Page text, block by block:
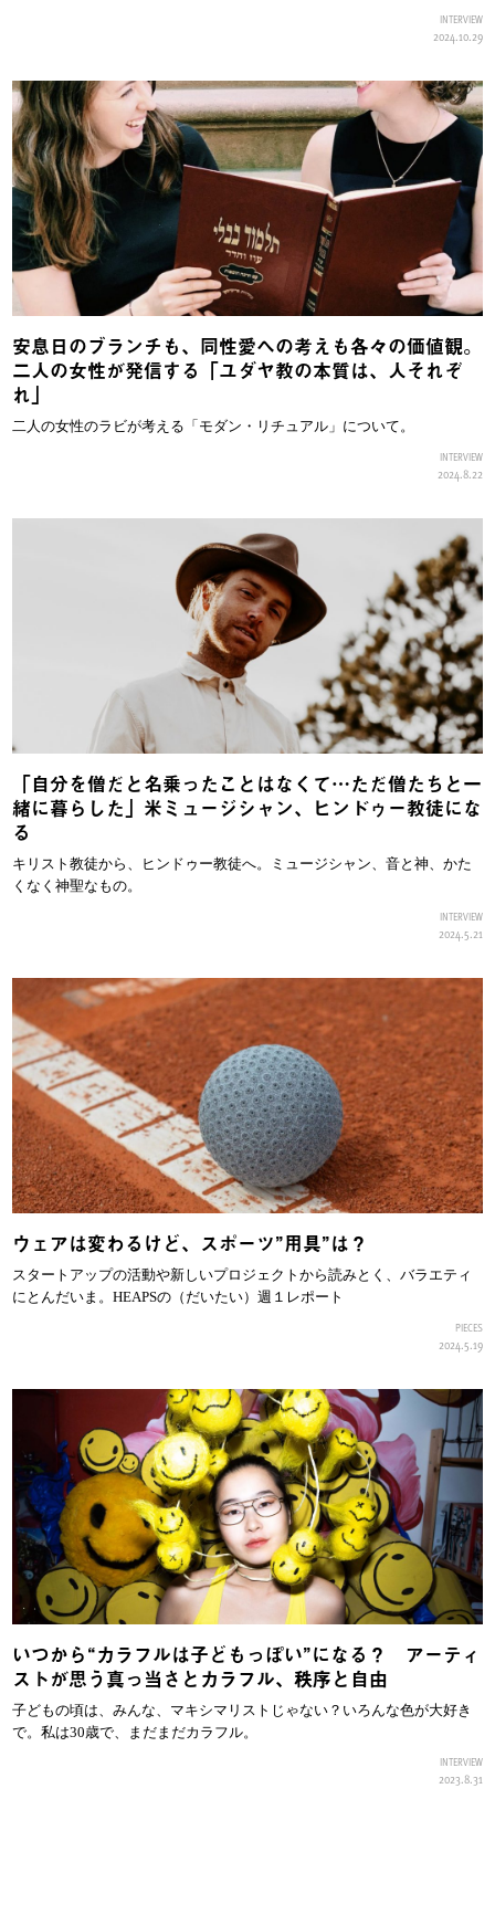
INTERVIEW
2024.10.29
安息日のブランチも、同性愛への考えも各々の価値観。
二人の女性が発信する「ユダヤ教の本質は、人それぞ
れ」
二人の女性のラビが考える「モダン・リチュアル」について。
INTERVIEW
2024.8.22
「自分を僧だと名乗ったことはなくて…ただ僧たちと一
緒に暮らした」米ミュージシャン、ヒンドゥー教徒にな
る
キリスト教徒から、ヒンドゥー教徒へ。ミュージシャン、音と神、かた
くなく神聖なもの。
INTERVIEW
2024.5.21
ウェアは変わるけど、スポーツ”用具”は？
スタートアップの活動や新しいプロジェクトから読みとく、バラエティ
にとんだいま。HEAPSの（だいたい）週１レポート
PIECES
2024.5.19
いつから“カラフルは子どもっぽい”になる？ アーティ
ストが思う真っ当さとカラフル、秩序と自由
子どもの頃は、みんな、マキシマリストじゃない？いろんな色が大好き
で。私は30歳で、まだまだカラフル。
INTERVIEW
2023.8.31